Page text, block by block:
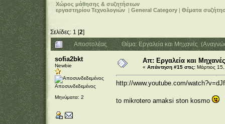
Χώρος μάθησης & συζητήσεων
εργαστηρίου Τεχνολογιών |General Category |Θέματα
Σελίδες: 1 [2]
Αποστολέας
Θέμα: Εργαλεία και Μηχανές
sofia2bkt
Newbie
Αποσυνδεδεμένος
Μηνύματα: 2
Απ: Εργαλεία και Μηχανές
« Απάντηση #15 στις:Μάρτιος
http://www.youtube.com/
to mikrotero amaksi ston kosmo